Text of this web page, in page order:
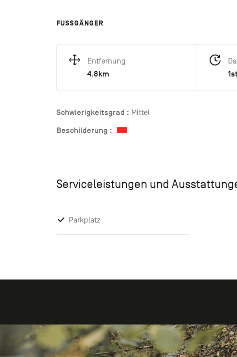
FUSSGÄNGER
Entfernung
4.8km
Schwierigkeitsgrad : Mittel
Beschilderung :
Serviceleistungen und
Parkplatz